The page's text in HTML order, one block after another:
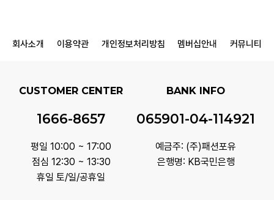
회사소개 이용약관 개인정보처리방침 멤버십안내 커뮤니티
CUSTOMER CENTER
1666-8657
평일 10:00 ~ 17:00
점심 12:30 ~ 13:30
휴일 토/일/공휴일
BANK INFO
065901-04-114921
예금주: (주)패션포유
은행명: KB국민은행